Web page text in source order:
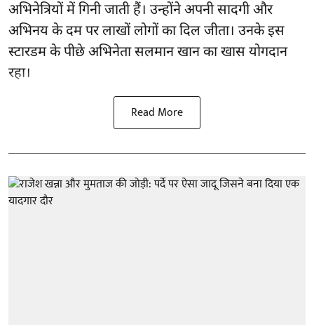
अभिनेत्रियों में गिनी जाती हैं। उन्होंने अपनी सादगी और
अभिनय के दम पर लाखों लोगों का दिल जीता। उनके इस
स्टारडम के पीछे अभिनेता सलमान खान का खास योगदान
रहा।
Read More